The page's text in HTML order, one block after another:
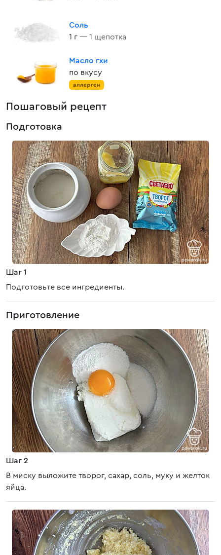
Соль
1 г — 1 щепотка
Масло гхи
по вкусу
аллерген
Пошаговый рецепт
Подготовка
Шаг 1
Подготовьте все ингредиенты.
Приготовление
Шаг 2
В миску выложите творог, сахар, соль, муку и желток
яйца.